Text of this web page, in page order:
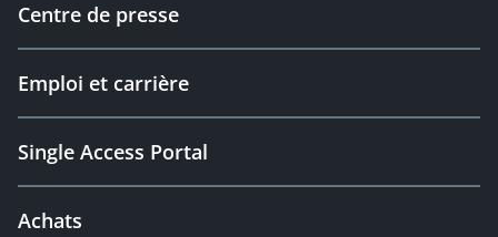
Centre de presse
Emploi et carrière
Single Access Portal
Achats